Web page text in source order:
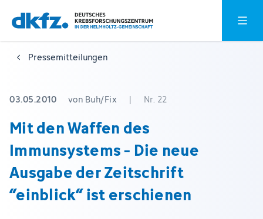
Zum
Hauptinhalt
springen
Zur
Fußzeile
springen
Pressemitteilungen
03.05.2010 von Buh/Fix | Nr. 22
Mit den Waffen des
Immunsystems - Die neue
Ausgabe der Zeitschrift
“einblick“ ist erschienen